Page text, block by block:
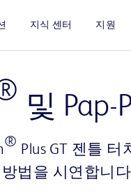
지식 센터 지원
및
® Plus GT 젠틀 터
법을 시연합니